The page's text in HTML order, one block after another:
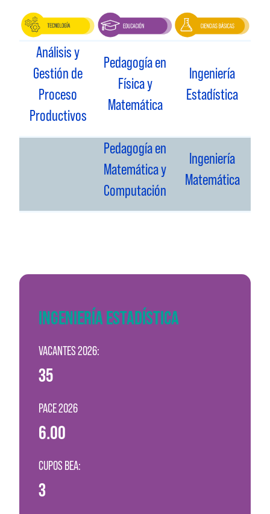
Análisis y
Gestión de
Proceso
Productivos
Pedagogía en
Física y
Matemática
Ingeniería
Estadística
Pedagogía en
Matemática y
Computación
Ingeniería
Matemática
INGENIERÍA ESTADÍSTICA
VACANTES 2026:
35
PACE 2026
6.00
CUPOS BEA:
3